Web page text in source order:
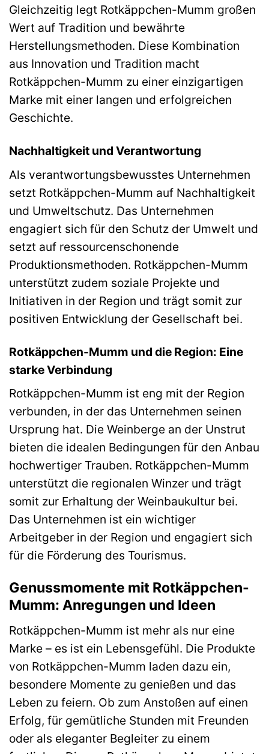
Gleichzeitig legt Rotkäppchen-Mumm großen
Wert auf Tradition und bewährte
Herstellungsmethoden. Diese Kombination
aus Innovation und Tradition macht
Rotkäppchen-Mumm zu einer einzigartigen
Marke mit einer langen und erfolgreichen
Geschichte.
Nachhaltigkeit und Verantwortung
Als verantwortungsbewusstes Unternehmen
setzt Rotkäppchen-Mumm auf Nachhaltigkeit
und Umweltschutz. Das Unternehmen
engagiert sich für den Schutz der Umwelt und
setzt auf ressourcenschonende
Produktionsmethoden. Rotkäppchen-Mumm
unterstützt zudem soziale Projekte und
Initiativen in der Region und trägt somit zur
positiven Entwicklung der Gesellschaft bei.
Rotkäppchen-Mumm und die Region: Eine
starke Verbindung
Rotkäppchen-Mumm ist eng mit der Region
verbunden, in der das Unternehmen seinen
Ursprung hat. Die Weinberge an der Unstrut
bieten die idealen Bedingungen für den Anbau
hochwertiger Trauben. Rotkäppchen-Mumm
unterstützt die regionalen Winzer und trägt
somit zur Erhaltung der Weinbaukultur bei.
Das Unternehmen ist ein wichtiger
Arbeitgeber in der Region und engagiert sich
für die Förderung des Tourismus.
Genussmomente mit Rotkäppchen-
Mumm: Anregungen und Ideen
Rotkäppchen-Mumm ist mehr als nur eine
Marke – es ist ein Lebensgefühl. Die Produkte
von Rotkäppchen-Mumm laden dazu ein,
besondere Momente zu genießen und das
Leben zu feiern. Ob zum Anstoßen auf einen
Erfolg, für gemütliche Stunden mit Freunden
oder als eleganter Begleiter zu einem